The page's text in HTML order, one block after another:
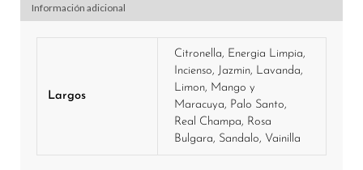
Información adicional
Largos
Citronella, Energia Limpia,
Incienso, Jazmin, Lavanda,
Limon, Mango y
Maracuya, Palo Santo,
Real Champa, Rosa
Bulgara, Sandalo, Vainilla